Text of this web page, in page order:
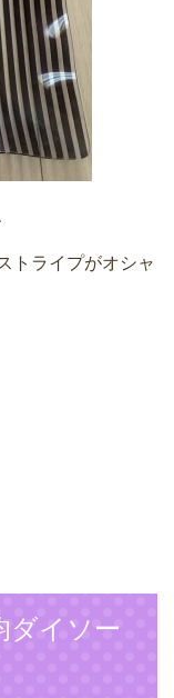
トライプがオシャ
ダイソー